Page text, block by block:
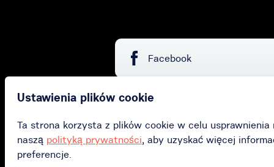
Facebook
Zakup
Kup kartę
Ustawienia plików cookie
Ta strona korzysta z plików cookie w celu usprawnienia
naszą polityką prywatności, aby uzyskać więcej
preferencje.